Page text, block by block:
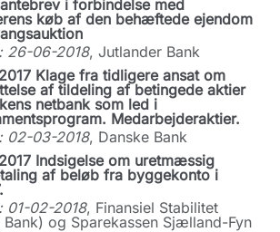
i forbindelse med
køb af den behæftede ejendom
26-06-2018, Jutlander Bank
Klage fra tidligere ansat om
af tildeling af betingede aktier
netbank som led i
Medarbejderaktier.
02-03-2018, Danske Bank
Indsigelse om uretmæssig
af beløb fra byggekonto i
01-02-2018, Finansiel Stabilitet
Bank) og Sparekassen Sjælland-Fyn